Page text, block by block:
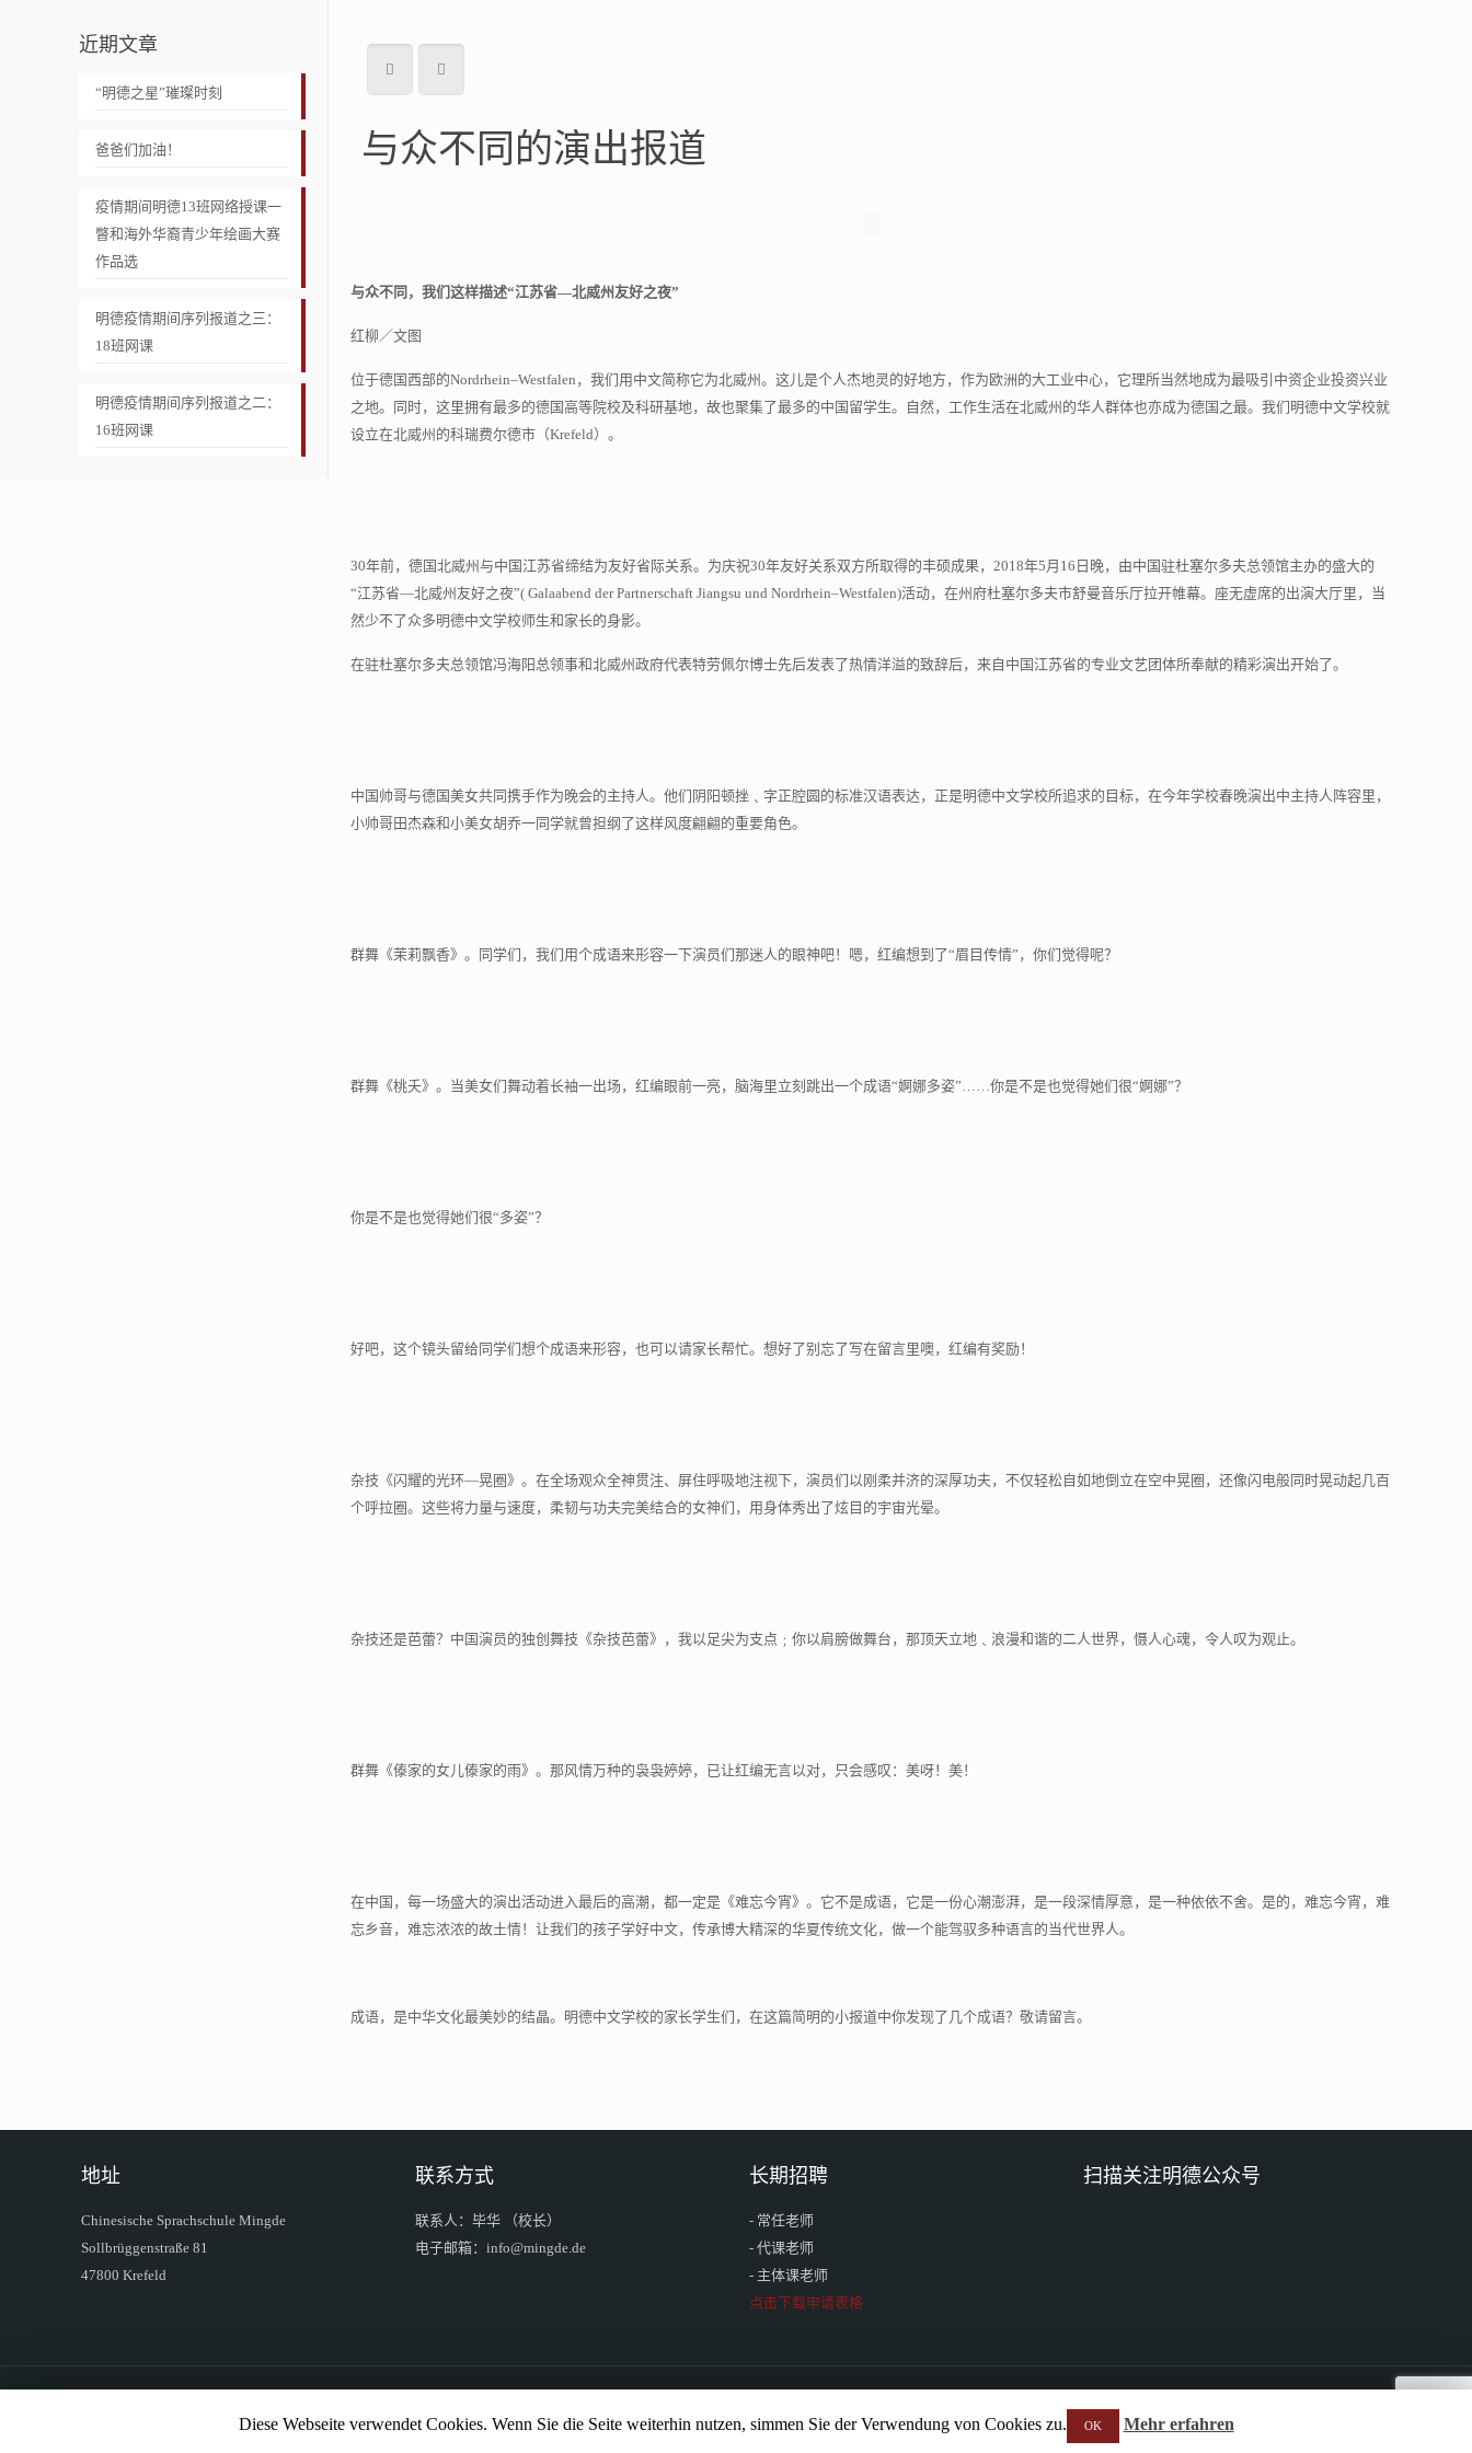
与众不同的演出报道
与众不同，我们这样描述“江苏省—北威州友好之夜”
红柳／文图
位于德国西部的Nordrhein–Westfalen，我们用中文简称它为北威州。这儿是个人杰地灵的好地方，作为欧洲的大工业中心，它理所当然地成为最吸引中资企业投资兴业
之地。同时，这里拥有最多的德国高等院校及科研基地，故也聚集了最多的中国留学生。自然，工作生活在北威州的华人群体也亦成为德国之最。我们明德中文学校就
设立在北威州的科瑞费尔德市（Krefeld）。
30年前，德国北威州与中国江苏省缔结为友好省际关系。为庆祝30年友好关系双方所取得的丰硕成果，2018年5月16日晚，由中国驻杜塞尔多夫总领馆主办的盛大的
“江苏省—北威州友好之夜”( Galaabend der Partnerschaft Jiangsu und Nordrhein–Westfalen)活动，在州府杜塞尔多夫市舒曼音乐厅拉开帷幕。座无虚席的出演大厅里，当
然少不了众多明德中文学校师生和家长的身影。
在驻杜塞尔多夫总领馆冯海阳总领事和北威州政府代表特劳佩尔博士先后发表了热情洋溢的致辞后，来自中国江苏省的专业文艺团体所奉献的精彩演出开始了。
中国帅哥与德国美女共同携手作为晚会的主持人。他们阴阳顿挫﹑字正腔圆的标准汉语表达，正是明德中文学校所追求的目标，在今年学校春晚演出中主持人阵容里，
小帅哥田杰森和小美女胡乔一同学就曾担纲了这样风度翩翩的重要角色。
群舞《茉莉飘香》。同学们，我们用个成语来形容一下演员们那迷人的眼神吧！嗯，红编想到了“眉目传情”，你们觉得呢？
群舞《桃夭》。当美女们舞动着长袖一出场，红编眼前一亮，脑海里立刻跳出一个成语“婀娜多姿”……你是不是也觉得她们很“婀娜”？
你是不是也觉得她们很“多姿”？
好吧，这个镜头留给同学们想个成语来形容，也可以请家长帮忙。想好了别忘了写在留言里噢，红编有奖励！
杂技《闪耀的光环—晃圈》。在全场观众全神贯注、屏住呼吸地注视下，演员们以刚柔并济的深厚功夫，不仅轻松自如地倒立在空中晃圈，还像闪电般同时晃动起几百
个呼拉圈。这些将力量与速度，柔韧与功夫完美结合的女神们，用身体秀出了炫目的宇宙光晕。
杂技还是芭蕾？中国演员的独创舞技《杂技芭蕾》，我以足尖为支点﹔你以肩膀做舞台，那顶天立地﹑浪漫和谐的二人世界，慑人心魂，令人叹为观止。
群舞《傣家的女儿傣家的雨》。那风情万种的袅袅婷婷，已让红编无言以对，只会感叹：美呀！美！
在中国，每一场盛大的演出活动进入最后的高潮，都一定是《难忘今宵》。它不是成语，它是一份心潮澎湃，是一段深情厚意，是一种依依不舍。是的，难忘今宵，难
忘乡音，难忘浓浓的故土情！让我们的孩子学好中文，传承博大精深的华夏传统文化，做一个能驾驭多种语言的当代世界人。
成语，是中华文化最美妙的结晶。明德中文学校的家长学生们，在这篇简明的小报道中你发现了几个成语？敬请留言。
近期文章
“明德之星”璀璨时刻
爸爸们加油！
疫情期间明德13班网络授课一
瞥和海外华裔青少年绘画大赛
作品选
明德疫情期间序列报道之三：
18班网课
明德疫情期间序列报道之二：
16班网课
地址
Chinesische Sprachschule Mingde
Sollbrüggenstraße 81
47800 Krefeld
联系方式
联系人：毕华 （校长）
电子邮箱：info@mingde.de
长期招聘
- 常任老师
- 代课老师
- 主体课老师
点击下载申请表格
扫描关注明德公众号
Diese Webseite verwendet Cookies. Wenn Sie die Seite weiterhin nutzen, simmen Sie der Verwendung von Cookies zu. OK Mehr erfahren